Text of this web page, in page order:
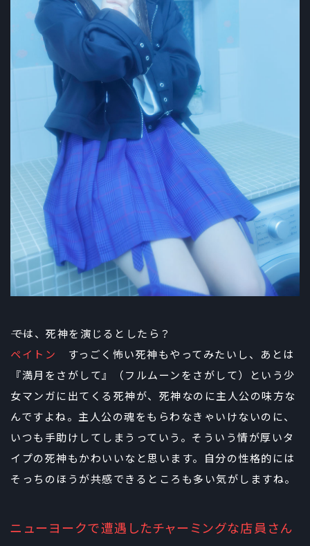
――では、死神を演じるとしたら？
ペイトン すっごく怖い死神もやってみたいし、あとは
『満月をさがして』（フルムーンをさがして）という少
女マンガに出てくる死神が、死神なのに主人公の味方な
んですよね。主人公の魂をもらわなきゃいけないのに、
いつも手助けしてしまうっていう。そういう情が厚いタ
イプの死神もかわいいなと思います。自分の性格的には
そっちのほうが共感できるところも多い気がしますね。
ニューヨークで遭遇したチャーミングな店員さん